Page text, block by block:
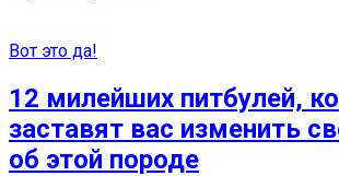
Вот это да!
12 милейших питбулей,
заставят вас изменить
об этой породе